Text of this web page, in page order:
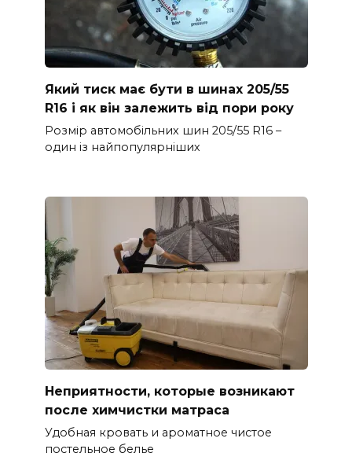
Який тиск має бути в шинах 205/55
R16 і як він залежить від пори року
Розмір автомобільних шин 205/55 R16 –
один із найпопулярніших
Неприятности, которые возникают
после химчистки матраса
Удобная кровать и ароматное чистое
постельное белье